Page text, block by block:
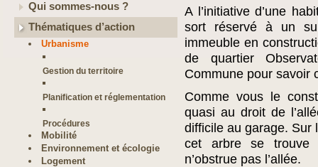
Qui sommes-nous ?
Thématiques d’action
Urbanisme
Gestion du territoire
Planification et réglementation
Procédures
Mobilité
Environnement et écologie
Logement
A l’initiative d’une
sort réservé à un
immeuble en
de quartier
Commune pour savoir
Comme vous le
quasi au droit de
difficile au garage. Sur
cet arbre se trouve
n’obstrue pas l’allée.